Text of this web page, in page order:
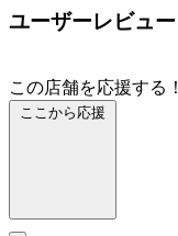
ユーザーレビュー
この店舗を応援する！
ここから応援